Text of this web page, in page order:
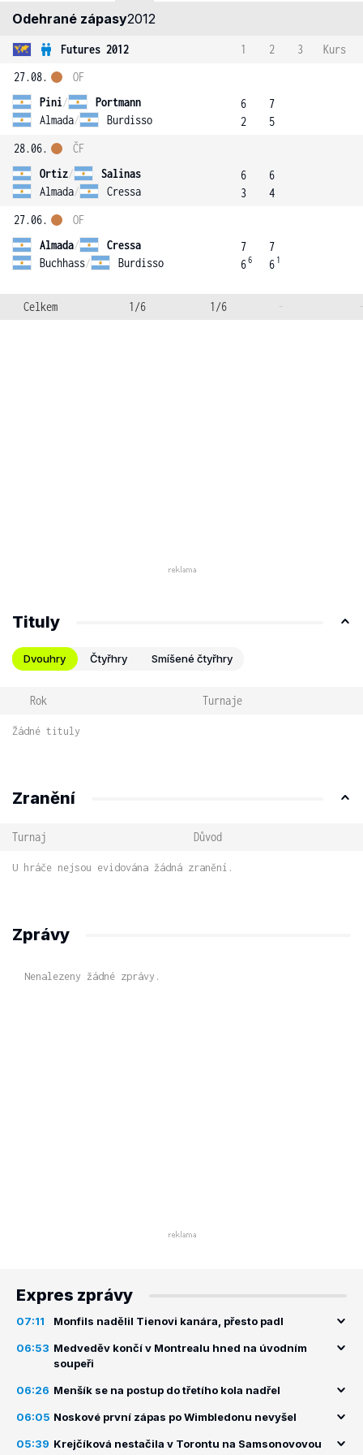
Odehrané zápasy2012
Futures 2012 1 2 3
Kurs
27.08.
Pini/
Portmann
Almada/ Burdisso
OF
6
2
7
5
28.06.
Ortiz/
Salinas
Almada/ Cressa
ČF
6
3
6
4
27.06.
Almada/
Cressa
Buchhass/ Burdisso
OF
7
66
7
6 1
Celkem 1/6 1/6 -
Tituly
Dvouhry Čtyřhry Smíšené čtyřhry
Rok Turnaje
Žádné tituly
Zranění
Turnaj Důvod
U hráče nejsou evidována žádná zranění.
Zprávy
Nenalezeny žádné zprávy.
Expres zprávy
07:11 Monfils nadělil Tienovi kanára, přesto padl
06:53 Medveděv končí v Montrealu hned na úvodním
soupeři
06:26 Menšík se na postup do třetího kola nadřel
06:05 Noskové první zápas po Wimbledonu nevyšel
05:39 Krejčíková nestačila v Torontu na Samsonovovou